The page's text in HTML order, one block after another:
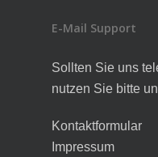
E-Mail Support
Sollten Sie uns
nutzen Sie bitte
Kontaktformular
Impressum